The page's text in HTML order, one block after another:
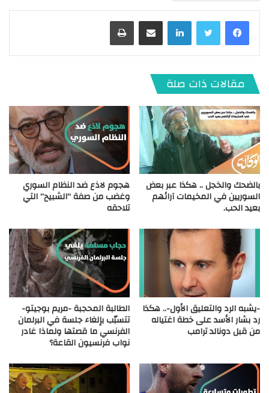
لينكدإن
مقالات ذات صلة
بالضحك والخجل .. هكذا عبر بعض
السوريين في المخيمات آرائهم
بعيد الحب.
هجوم لاذع ضد النظام السوري
وغضب من صفة “الشبيح” التي
تلاحقه
-يشبه الرد والتعليق الأول-.. هكذا
رد بشار الأسد على خطة اغتياله
من قبل دونالد ترامب
الطالبة المحجبة -مريم بوجيتو-
تتسبّب بإلغاء جلسة في البرلمان
الفرنسي ما قصتها ولماذا غادر
نواب فرنسيون القاعة؟